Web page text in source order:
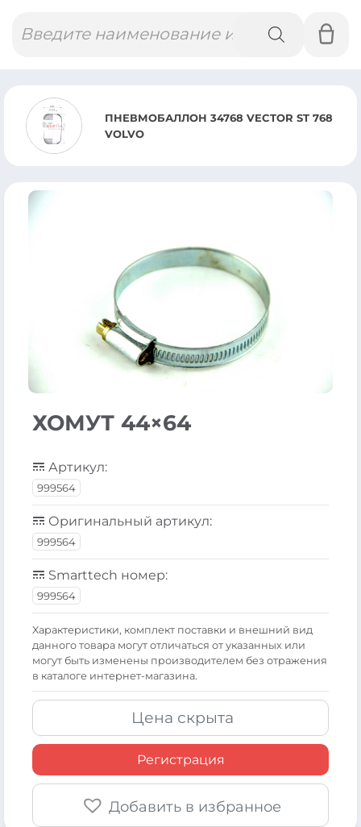
товаров
34768 VECTOR ST 768
ХОМУТ 44×64
Артикул:
999564
Оригинальный артикул:
999564
Smarttech номер:
999564
Xарактеристики, комплект поставки и внешний вид
данного товара могут отличаться от указанных или
могут быть изменены производителем без отражения
в каталоге интернет-магазина.
Цена скрыта
Регистрация
Добавить в избранное